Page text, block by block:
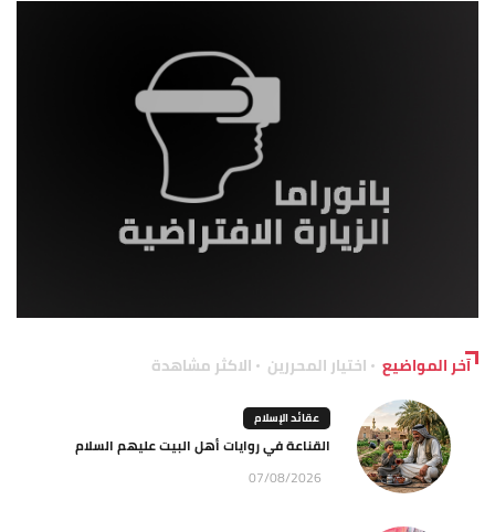
آخر المواضيع اختيار المحررين الاكثر مشاهدة
عقائد الإسلام
القناعة في روايات أهل البيت عليهم السلام
07/08/2026